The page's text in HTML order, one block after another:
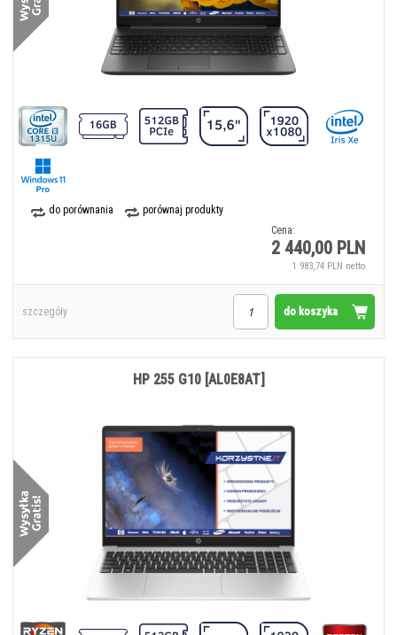
do porównania
porównaj produkty
Cena:
2 440,00 PLN
1 983,74 PLN netto
do koszyka
szczegóły
HP 255 G10 [AL0E8AT]